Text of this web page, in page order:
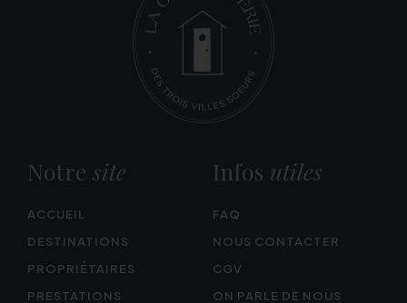
Notre site
ACCUEIL
DESTINATIONS
PROPRIÉTAIRES
PRESTATIONS
Infos utiles
FAQ
NOUS CONTACTER
CGV
ON PARLE DE NOUS